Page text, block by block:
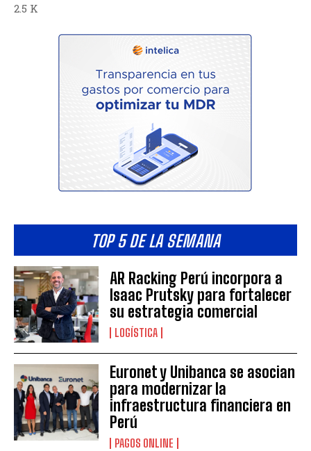
2.5 K
TOP 5 DE LA SEMANA
AR Racking Perú incorpora a
Isaac Prutsky para fortalecer
su estrategia comercial
LOGÍSTICA
Euronet y Unibanca se asocian
para modernizar la
infraestructura financiera en
Perú
PAGOS ONLINE